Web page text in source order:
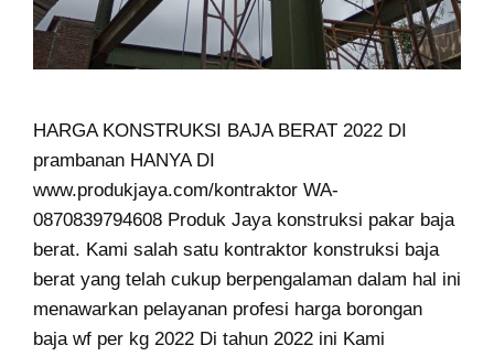
HARGA KONSTRUKSI BAJA BERAT 2022 DI
prambanan HANYA DI
www.produkjaya.com/kontraktor WA-
0870839794608 Produk Jaya konstruksi pakar baja
berat. Kami salah satu kontraktor konstruksi baja
berat yang telah cukup berpengalaman dalam hal ini
menawarkan pelayanan profesi harga borongan
baja wf per kg 2022 Di tahun 2022 ini Kami